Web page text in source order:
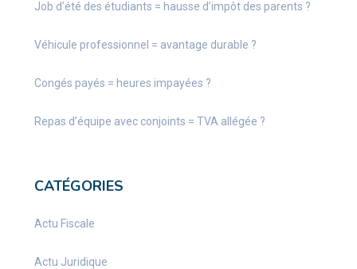
Job d’été des étudiants = hausse d’impôt des parents ?
Véhicule professionnel = avantage durable ?
Congés payés = heures impayées ?
Repas d’équipe avec conjoints = TVA allégée ?
CATÉGORIES
Actu Fiscale
Actu Juridique